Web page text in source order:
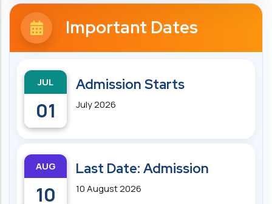
Important Dates
JUL
01
Admission Starts
July 2026
AUG
10
Last Date: Admission
10 August 2026